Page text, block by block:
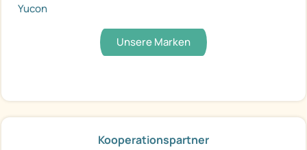
Yucon
Unsere Marken
Kooperationspartner